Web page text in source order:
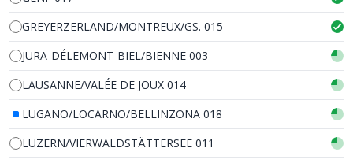
GREYERZERLAND/MONTREUX/GS. 015
JURA-DÉLEMONT-BIEL/BIENNE 003
LAUSANNE/VALÉE DE JOUX 014
LUGANO/LOCARNO/BELLINZONA 018
LUZERN/VIERWALDSTÄTTERSEE 011